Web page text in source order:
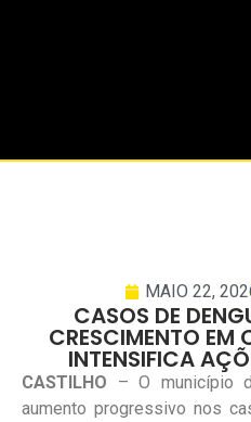
MAIO 22,
CASOS DE
CRESCIMENTO EM
INTENSIFICA
CASTILHO – O município
aumento progressivo nos